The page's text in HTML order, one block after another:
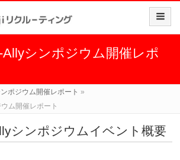
Allyシンポジウム開催レポ
ポジウム開催レポート »
ム開催レポート
シンポジウムイベント概要